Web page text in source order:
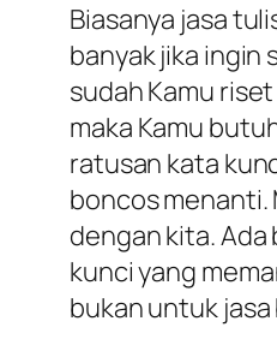
Biasanya jasa
banyak jika ingin
sudah Kamu
maka Kamu
ratusan kata
boncos menanti.
dengan kita.
kunci yang
bukan untuk jasa